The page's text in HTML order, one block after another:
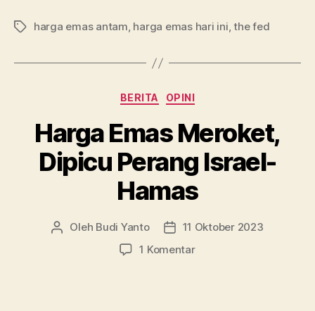
vs
Ini
Harga
Emas”
Tag harga emas antam, harga emas hari ini,the fed
Kategori
BERITA OPINI
Harga Emas Meroket,
Dipicu Perang Israel-
Hamas
Penulis
Oleh Budi Yanto
Tanggal
11 Oktober 2023
1 Komentarpada